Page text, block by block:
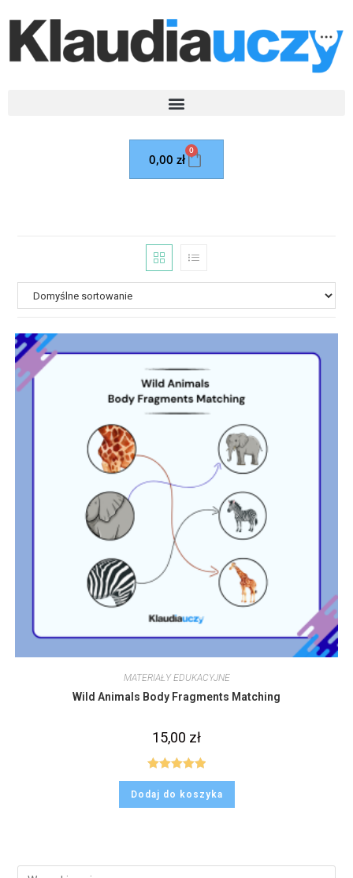
0,00 zł
0
MATERIAŁY EDUKACYJNE
Wild Animals Body Fragments Matching
15,00 zł
Oceniono
5.00 na 5
Dodaj do koszyka